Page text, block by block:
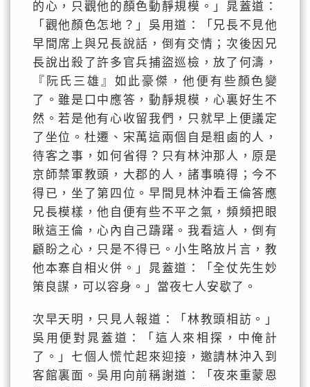
的心，只觀他的顏色動靜規模。」晁蓋道：
「觀他顏色怎地？」吳用道：「兄長不見他
早間席上與兄長說話，倒有交情；次後因兄
長說出殺了許多官兵捕盜巡檢，放了何濤，
『阮氏三雄』如此豪傑，他便有些顏色變
了。雖是口中應答，動靜規模，心裏好生不
然。若是他有心收留我們，只就早上便議定
了坐位。杜遷、宋萬這兩個自是粗鹵的人，
待客之事，如何省得？只有林沖那人，原是
京師禁軍教頭，大郡的人，諸事曉得；今不
得已，坐了第四位。早間見林沖看王倫答應
兄長模樣，他自便有些不平之氣，頻頻把眼
瞅這王倫，心內自己躊躇。我看這人，倒有
顧盼之心，只是不得已。小生略放片言，教
他本寨自相火併。」晁蓋道：「全仗先生妙
策良謀，可以容身。」當夜七人安歇了。
次早天明，只見人報道：「林教頭相訪。」
吳用便對晁蓋道：「這人來相探，中俺計
了。」七個人慌忙起來迎接，邀請林沖入到
客館裏面。吳用向前稱謝道：「夜來重蒙恩